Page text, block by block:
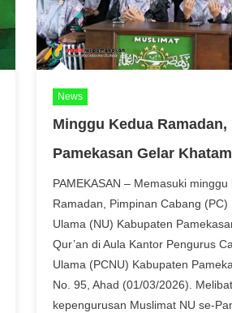
News
Minggu Kedua Ramadan,
Pamekasan Gelar
PAMEKASAN – Memasuki
Ramadan, Pimpinan Cabang
Ulama (NU) Kabupaten
Qur’an di Aula Kantor Pengurus
Ulama (PCNU) Kabupaten
No. 95, Ahad (01/03/2026).
kepengurusan Muslimat NU se-